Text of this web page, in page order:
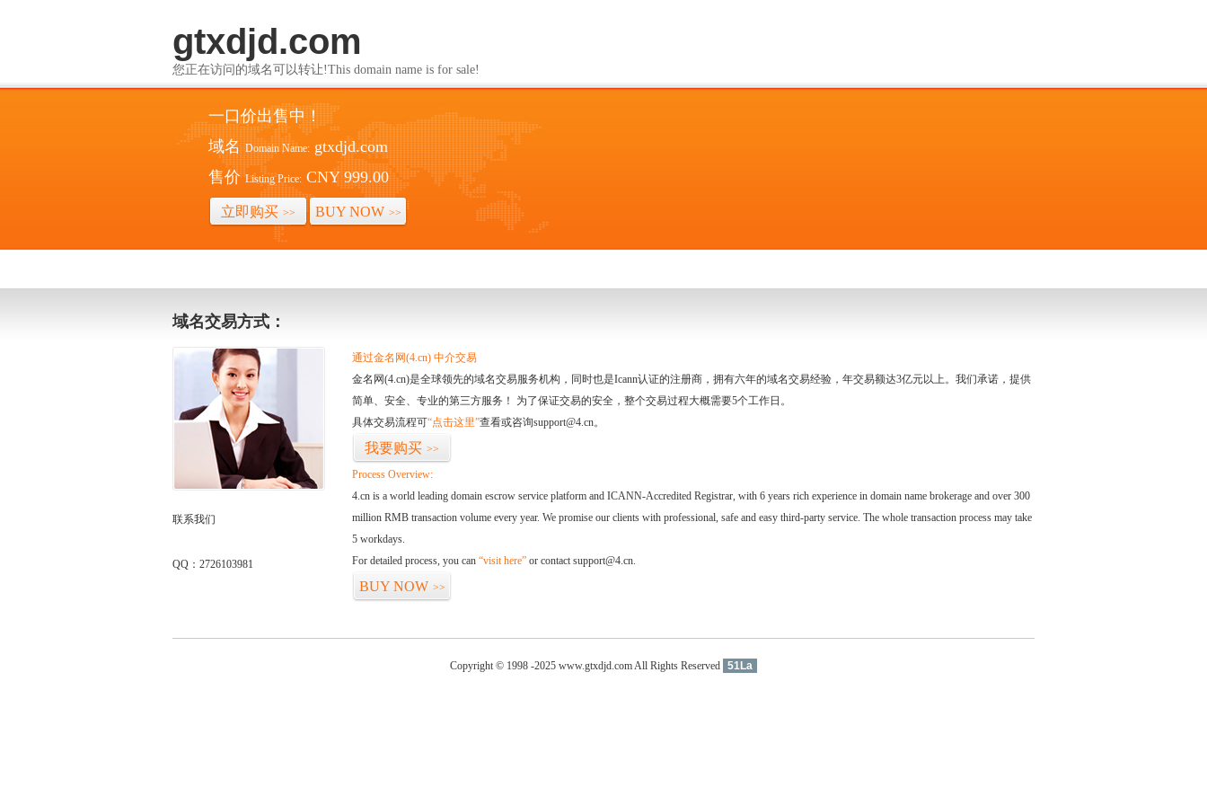
gtxdjd.com
您正在访问的域名可以转让!This domain name is for sale!
一口价出售中！
域名 Domain Name: gtxdjd.com
售价 Listing Price: CNY 999.00
立即购买 >> BUY NOW >>
域名交易方式：
联系我们
QQ：2726103981
通过金名网(4.cn) 中介交易
金名网(4.cn)是全球领先的域名交易服务机构，同时也是Icann认证的注册商，拥有六年的域名交易经验，年交易额达3亿元以上。我们承诺，提供
简单、安全、专业的第三方服务！ 为了保证交易的安全，整个交易过程大概需要5个工作日。
具体交易流程可“点击这里”查看或咨询support@4.cn。
我要购买 >>
Process Overview:
4.cn is a world leading domain escrow service platform and ICANN-Accredited Registrar, with 6 years rich experience in domain name brokerage and over 300
million RMB transaction volume every year. We promise our clients with professional, safe and easy third-party service. The whole transaction process may take
5 workdays.
For detailed process, you can “visit here” or contact support@4.cn.
BUY NOW >>
Copyright © 1998 -2025 www.gtxdjd.com All Rights Reserved 51La